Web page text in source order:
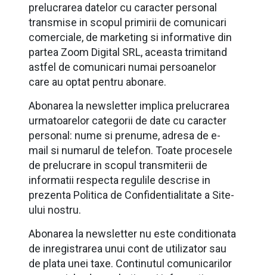
prelucrarea datelor cu caracter personal
transmise in scopul primirii de comunicari
comerciale, de marketing si informative din
partea Zoom Digital SRL, aceasta trimitand
astfel de comunicari numai persoanelor
care au optat pentru abonare.
Abonarea la newsletter implica prelucrarea
urmatoarelor categorii de date cu caracter
personal: nume si prenume, adresa de e-
mail si numarul de telefon. Toate procesele
de prelucrare in scopul transmiterii de
informatii respecta regulile descrise in
prezenta Politica de Confidentialitate a Site-
ului nostru.
Abonarea la newsletter nu este conditionata
de inregistrarea unui cont de utilizator sau
de plata unei taxe. Continutul comunicarilor